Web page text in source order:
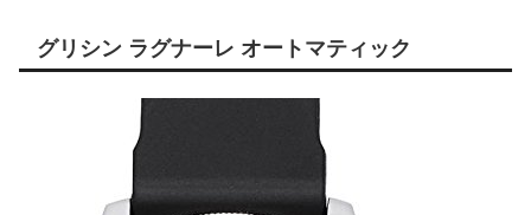
グリシン ラグナーレ オートマティック